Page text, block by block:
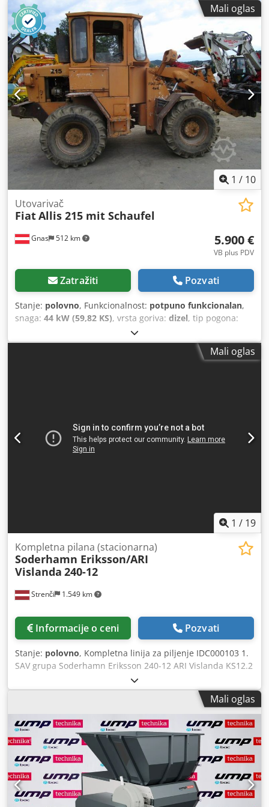
masom od 2.175 kg, ovaj model nudi mnogo mogućnosti za
komercijalnu upotrebu. Renault Kangoo je zanimljiva
opcija za ekološki svesne trgovce u potrazi za pouzdanim
teretnim vozilom. Prodaja isključivo pravnim licima
(poljoprivreda, slobodna zanimanja, mala i velika
preduzeća) ili za izvoz. Zadržavamo pravo na greške i
prethodnu prodaju.
min. 3 mm max. 100 mm Brzina ubacivanja hrane 5-30
m/min beskonačno promenljiva Rolerkoster je deo toga
Crjdpfjtykw Sox Adhef Stanje je dobro kao novo Ako ste
zainteresovani, mašina se takođe može testirati. Ukoliko
imate bilo kakvih pitanja, slobodno nas kontaktirajte.
Mali oglas
1 / 10
Gnas 512 km
Utovarivač
FiatAllis 215 mit Schaufel
5.900 €
VB plus PDV
Zatražiti Pozvati
Stanje: polovno, Funkcionalnost: potpuno funkcionalan,
snaga: 44 kW (59,82 KS), vrsta goriva: dizel, tip pogona:
, Utovarivač Stanje: Spreman za upotrebu i potpuno
funkcionalan Tehničko stanje: normalno Opis: Utovarivač
FIAT - ALLIS – Model 215 – 4x4 utovarivač – Godina
KANTU i Euro ram za viljušku. Credpfszknuuex Adhof
Kanta za rastresito materijal, 3. ventil, grejanje, puna
kabina, 2-stepeni hidrostatni pogon.
Mali oglas
1 / 19
Strenči 1.549 km
Kompletna pilana (stacionarna)
Soderhamn Eriksson/ARI
Vislanda 240-12
Informacije o ceni Pozvati
Stanje: polovno, Kompletna linija za piljenje IDC000103 1.
SAV grupa Soderhamn Eriksson 240-12 ARI Vislanda KS12.2
2. SAV grupa Soderhamn Eriksson 240-12 Ari Vislanda
DS74+1 Crjdpfju E Hu Dex Adhjf 3. ARI Vislanda KT5A-230
Mali oglas